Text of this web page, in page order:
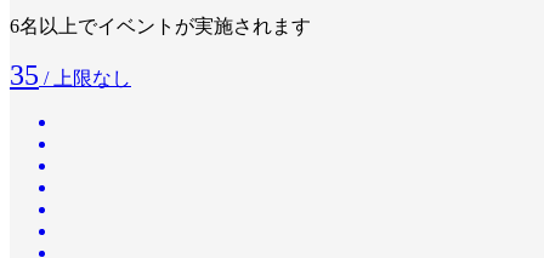
6名以上でイベントが実施されます
35 / 上限なし